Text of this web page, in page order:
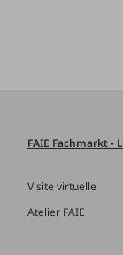
FAIE Fachmarkt -
Visite virtuelle
Atelier FAIE